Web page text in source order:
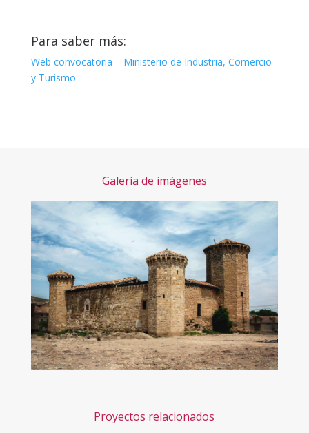
Para saber más:
Web convocatoria – Ministerio de Industria, Comercio
y Turismo
Galería de imágenes
Proyectos relacionados